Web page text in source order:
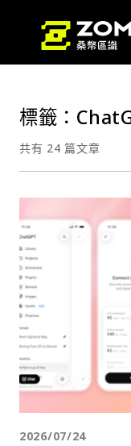
標籤：
共有 24 篇文章
2026/07/24